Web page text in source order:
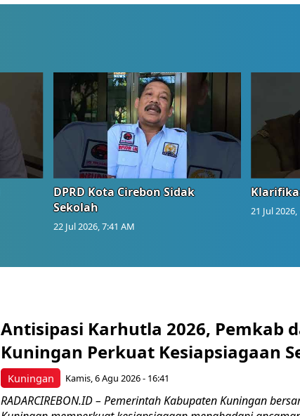
DPRD Kota Cirebon Sidak
Sekolah
22 Jul 2026, 7:41 AM
21 Jul
Kuningan
Antisipasi Karhutla 2026, Pemkab
Kuningan Perkuat Kesiapsiagaan
Kamis, 6 Agu 2026 - 16:41
RADARCIREBON.ID – Pemerintah Kabupaten Kuningan